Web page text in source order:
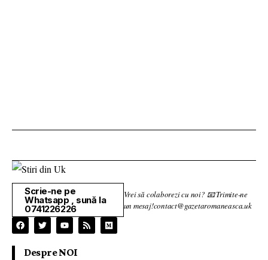
Scrie-ne pe
Whatsapp , sună la
0741226226
Vrei să colaborezi cu noi? 📧 Trimite-ne
un mesaj!contact@gazetaromaneasca.uk
Despre NOI